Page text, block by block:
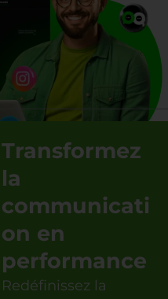
Transformez
la
communicati
on en
performance
Redéfinissez la